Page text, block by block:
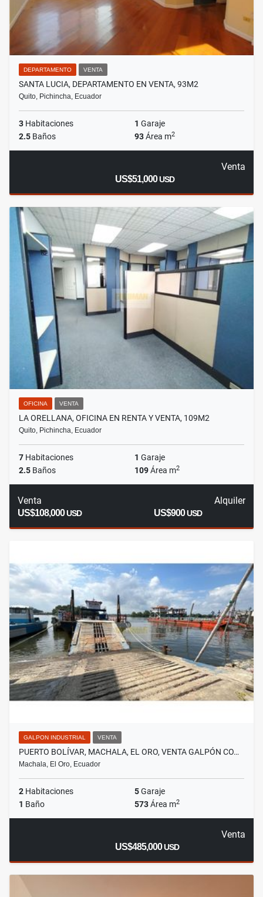
DEPARTAMENTO VENTA
SANTA LUCIA, DEPARTAMENTO EN VENTA, 93M2
Quito, Pichincha, Ecuador
3 Habitaciones 1 Garaje
2.5 Baños 93Área m2
Venta
US$51,000USD
OFICINA VENTA
LA ORELLANA, OFICINA EN RENTA Y VENTA, 109M2
Quito, Pichincha, Ecuador
7 Habitaciones 1 Garaje
2.5 Baños 109Área m2
Venta
US$108,000USD
Alquiler
US$900USD
GALPON INDUSTRIAL VENTA
PUERTO BOLÍVAR, MACHALA, EL ORO, VENTA GALPÓN CO…
Machala, El Oro, Ecuador
2 Habitaciones 5Garaje
1 Baño 573Área m2
Venta
US$485,000USD